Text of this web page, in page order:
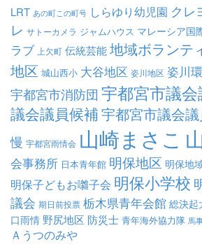
LRT あの町この町号 しらゆり幼児園 クレ
レ サトーカメラ ジャムハウス マレーシア国
ラブ 上欠町 伝統芸能地域ボランテ
地区 城山西小 大谷地区 姿川地区 姿川
宇都宮市消防団 宇都宮市議会
議会議員候補宇都宮市議会
慢 宇都宮雨情会 山崎まさこ
会事務所 日本青年館 明保地区 明保地
明保子どもお囃子会 明保小学校
議会 期日前投票 栃木県青年会館 総決起
口雨情 野尻地区 防災士 青年海外協力隊 馬
Ａうつのみや